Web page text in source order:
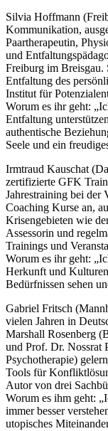
Silvia Hoffmann
Kommunikation,
Paartherapeutin,
und
Freiburg im Breisgau.
Entfaltung des
Institut für
Worum es ihr geht:
Entfaltung
authentische
Seele und ein
Irmtraud Kauschat
zertifizierte GFK
Jahrestraining bei der
Coaching Kurse an,
Krisengebieten wie
Assessorin und
Trainings und
Worum es ihr geht:
Herkunft und
Bedürfnissen sehen
Gabriel Fritsch
vielen Jahren in
Marshall Rosenberg
und Prof. Dr. Nossrat
Psychotherapie)
Tools für
Autor von drei
Worum es ihm geht:
immer besser
utopisches